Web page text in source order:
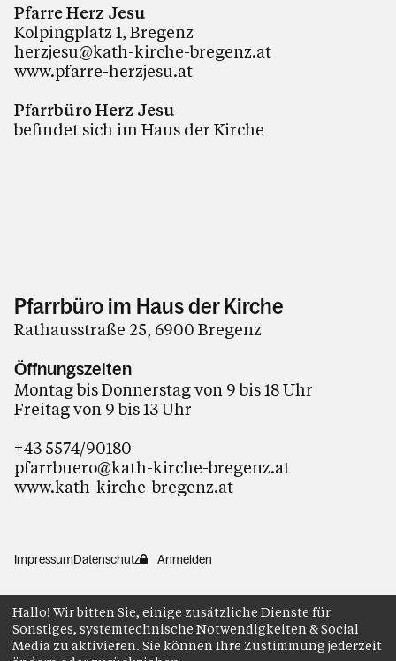
Pfarre Herz Jesu
Kolpingplatz 1, Bregenz
herzjesu@kath-kirche-bregenz.at
www.pfarre-herzjesu.at
Pfarrbüro Herz Jesu
befindet sich im Haus der Kirche
Pfarrbüro im Haus der Kirche
Rathausstraße 25, 6900 Bregenz
Öffnungszeiten
Montag bis Donnerstag von 9 bis 18 Uhr
Freitag von 9 bis 13 Uhr
+43 5574/90180
pfarrbuero@kath-kirche-bregenz.at
www.kath-kirche-bregenz.at
ImpressumDatenschutz Anmelden
Hallo! Wir bitten Sie, einige zusätzliche Dienste für
Sonstiges, systemtechnische Notwendigkeiten & Social
Media zu aktivieren. Sie können Ihre Zustimmung jederzeit